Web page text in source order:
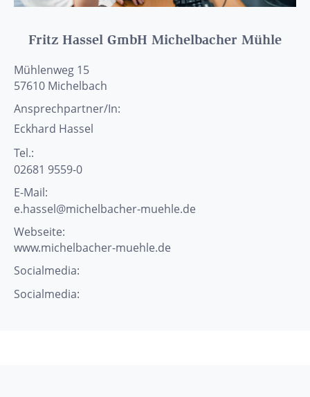
Fritz Hassel GmbH Michelbacher Mühle
Mühlenweg 15
57610 Michelbach
Ansprechpartner/In:
Eckhard Hassel
Tel.:
02681 9559-0
E-Mail:
e.hassel@michelbacher-muehle.de
Webseite:
www.michelbacher-muehle.de
Socialmedia:
Socialmedia: